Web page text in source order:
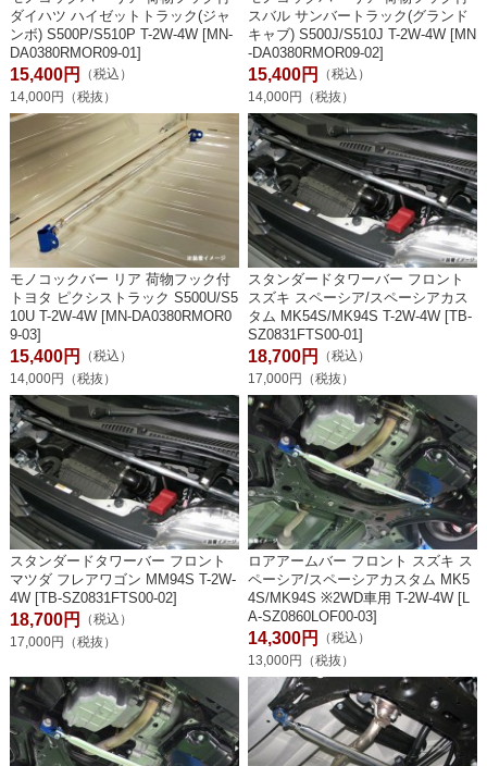
ダイハツ ハイゼットトラック(ジャ
ンボ) S500P/S510P T-2W-4W [MN-
DA0380RMOR09-01]
15,400円
（税込）
14,000円（税抜）
スバル サンバートラック(グランド
キャブ) S500J/S510J T-2W-4W [MN
-DA0380RMOR09-02]
15,400円
（税込）
14,000円（税抜）
モノコックバー リア 荷物フック付
トヨタ ピクシストラック S500U/S5
10U T-2W-4W [MN-DA0380RMOR0
9-03]
15,400円
（税込）
14,000円（税抜）
スタンダードタワーバー フロント
スズキ スペーシア/スペーシアカス
タム MK54S/MK94S T-2W-4W [TB-
SZ0831FTS00-01]
18,700円
（税込）
17,000円（税抜）
スタンダードタワーバー フロント
マツダ フレアワゴン MM94S T-2W-
4W [TB-SZ0831FTS00-02]
18,700円
（税込）
17,000円（税抜）
ロアアームバー フロント スズキ ス
ペーシア/スペーシアカスタム MK5
4S/MK94S ※2WD車用 T-2W-4W [L
A-SZ0860LOF00-03]
14,300円
（税込）
13,000円（税抜）